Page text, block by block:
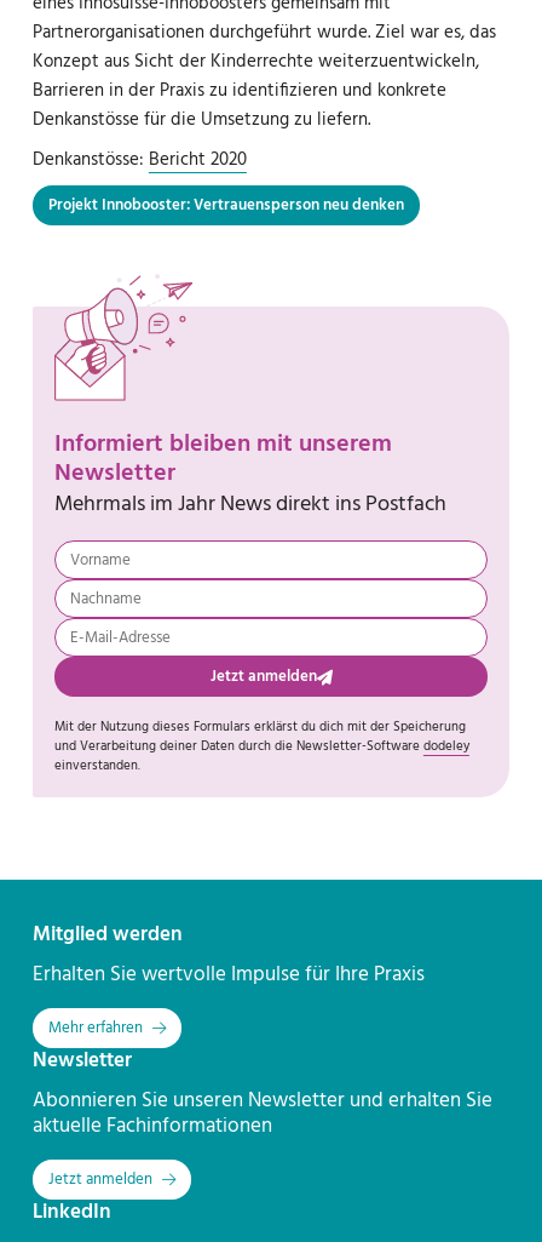
Partnerorganisationen durchgeführt wurde. Ziel war es, das
Konzept aus Sicht der Kinderrechte weiterzuentwickeln,
Barrieren in der Praxis zu identifizieren und konkrete
Denkanstösse für die Umsetzung zu liefern.
Denkanstösse: Bericht 2020
Projekt Innobooster: Vertrauensperson neu denken
Informiert bleiben mit unserem
Newsletter
Mehrmals im Jahr News direkt ins Postfach
Jetzt anmelden
Mit der Nutzung dieses Formulars erklärst du dich mit der Speicherung
und Verarbeitung deiner Daten durch die Newsletter-Softwaredodeley
einverstanden.
KontaktMitglied werden
Erhalten Sie wertvolle Impulse für Ihre Praxis
Mehr erfahren
Newsletter
Abonnieren Sie unseren Newsletter und erhalten Sie
aktuelle Fachinformationen
Jetzt anmelden
LinkedIn